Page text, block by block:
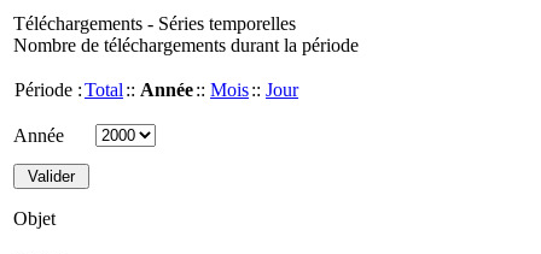
Téléchargements - Séries temporelles
Nombre de téléchargements durant la période
Période :Total :: Année:: Mois:: Jour
Année
Objet